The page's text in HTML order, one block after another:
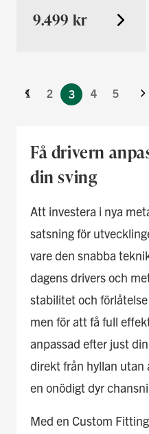
9.499 kr
Sida
Föregående
1 2currently
reading
3 4 5 Nästa
Få drivern
din sving
Att investera i nya
satsning för
vare den snabba
dagens drivers och
stabilitet och
men för att få full
anpassad efter just
direkt från hyllan utan
en onödigt dyr
Med en Custom